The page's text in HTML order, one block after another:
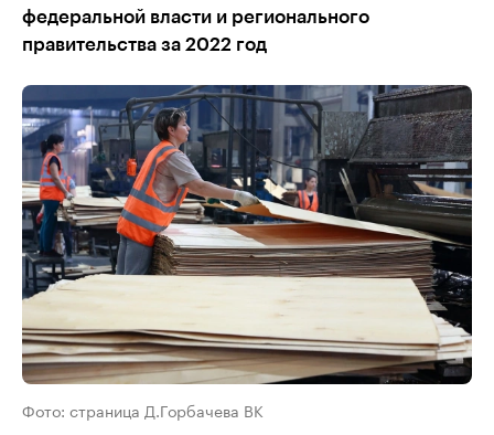
федеральной власти и регионального
правительства за 2022 год
Фото: страница Д.Горбачева ВК